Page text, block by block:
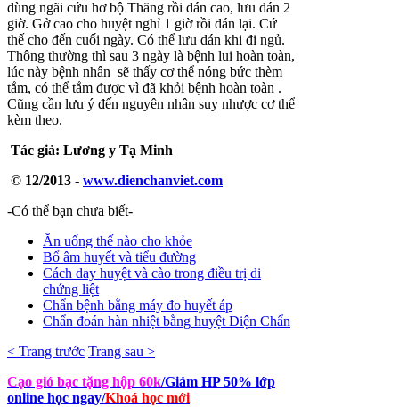
dùng ngãi cứu hơ bộ Thăng rồi dán cao, lưu dán 2
giờ. Gở cao cho huyệt nghỉ 1 giờ rồi dán lại. Cứ
thế cho đến cuối ngày. Có thể lưu dán khi đi ngủ.
Thông thường thì sau 3 ngày là bệnh lui hoàn toàn,
lúc này bệnh nhân sẽ thấy cơ thể nóng bức thèm
tắm, có thể tắm được vì đã khỏi bệnh hoàn toàn .
Cũng cần lưu ý đến nguyên nhân suy nhược cơ thể
kèm theo.
Tác giả: Lương y Tạ Minh
© 12/2013 - www.dienchanviet.com
-Có thể bạn chưa biết-
Ăn uống thế nào cho khỏe
Bổ âm huyết và tiểu đường
Cách day huyệt và cào trong điều trị di
chứng liệt
Chẩn bệnh bằng máy đo huyết áp
Chẩn đoán hàn nhiệt bằng huyệt Diện Chẩn
< Trang trước Trang sau >
Cạo gió bạc tặng hộp 60k/Giảm HP 50% lớp
online học ngay/Khoá học mới